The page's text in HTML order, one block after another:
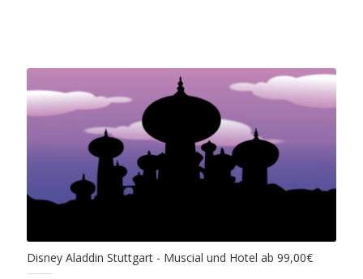
Disney Aladdin Stuttgart - Muscial und Hotel ab 99,00€